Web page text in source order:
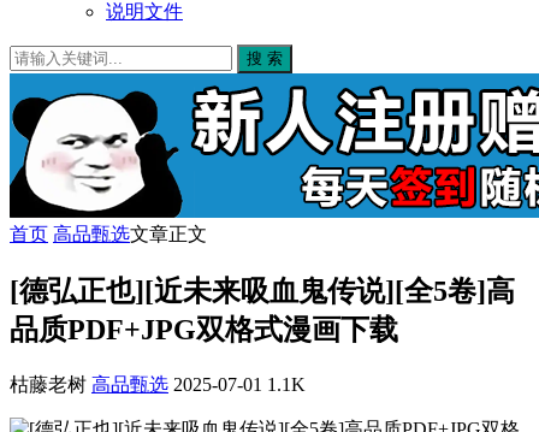
说明文件
搜 索
首页 高品甄选文章正文
[德弘正也][近未来吸血鬼传说][全5卷]高
品质PDF+JPG双格式漫画下载
枯藤老树 高品甄选 2025-07-01 1.1K